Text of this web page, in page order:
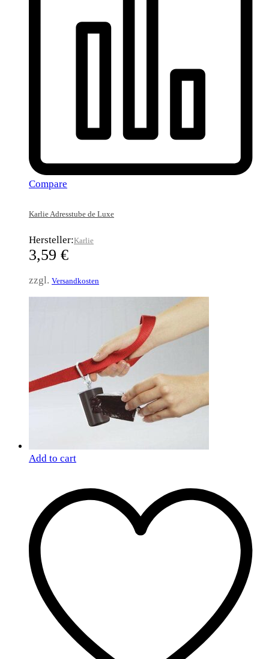
Compare
Karlie Adresstube de Luxe
Hersteller:Karlie
3,59 €
zzgl. Versandkosten
Add to cart